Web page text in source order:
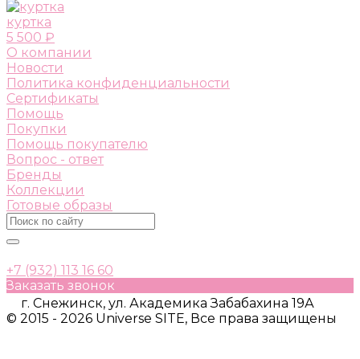
куртка
5 500 ₽
О компании
Новости
Политика конфиденциальности
Сертификаты
Помощь
Покупки
Помощь покупателю
Вопрос - ответ
Бренды
Коллекции
Готовые образы
+7 (932) 113 16 60
Заказать звонок
г. Снежинск, ул. Академика Забабахина 19А
© 2015 - 2026 Universe SITE, Все права защищены